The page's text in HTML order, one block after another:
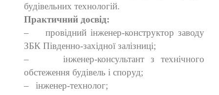
будівельних технологій.
Практичний досвід:
–
провідний інженер-конструктор заводу
ЗБК Південно-західної залізниці;
–
інженер-консультант з технічного
обстеження будівель і споруд;
–
інженер-технолог;